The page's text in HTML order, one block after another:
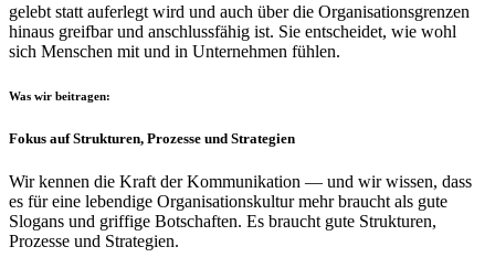
gelebt statt auferlegt wird und auch über die Organisationsgrenzen
hinaus greifbar und anschlussfähig ist. Sie entscheidet, wie wohl
sich Menschen mit und in Unternehmen fühlen.
Was wir beitragen:
Fokus auf Strukturen, Prozesse und Strategien
Wir kennen die Kraft der Kommunikation — und wir wissen, dass
es für eine lebendige Organisationskultur mehr braucht als gute
Slogans und griffige Botschaften. Es braucht gute Strukturen,
Prozesse und Strategien.